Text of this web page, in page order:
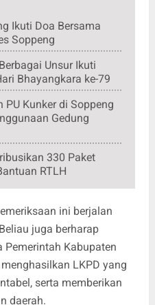
Ikuti Doa Bersama
Soppeng
Unsur Ikuti
Bhayangkara ke-79
PU Kunker di Soppeng
Gedung
330 Paket
RTLH
ini berjalan
juga berharap
Pemerintah Kabupaten
LKPD yang
serta memberikan
daerah.